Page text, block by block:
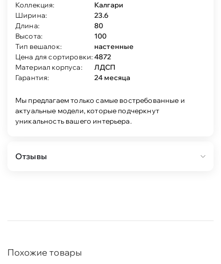
Коллекция:
Калгари
Ширина:
23.6
Длина:
80
Высота:
100
Тип вешалок:
настенные
Цена для сортировки:4872
Материал корпуса:
ЛДСП
Гарантия:
24 месяца
Мы предлагаем только самые востребованные и
актуальные модели, которые подчеркнут
уникальность вашего интерьера.
Отзывы
Похожие товары